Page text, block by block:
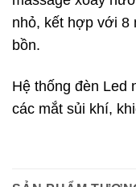
nhỏ, kết hợp với 8
bồn.
Hệ thống đèn Led
các mắt sủi khí,